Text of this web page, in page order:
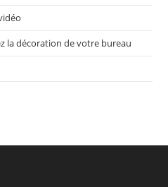
la décoration de votre bureau